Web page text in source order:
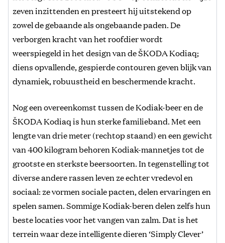
zeven inzittenden en presteert hij uitstekend op
zowel de gebaande als ongebaande paden. De
verborgen kracht van het roofdier wordt
weerspiegeld in het design van de ŠKODA Kodiaq;
diens opvallende, gespierde contouren geven blijk van
dynamiek, robuustheid en beschermende kracht.
Nog een overeenkomst tussen de Kodiak-beer en de
ŠKODA Kodiaq is hun sterke familieband. Met een
lengte van drie meter (rechtop staand) en een gewicht
van 400 kilogram behoren Kodiak-mannetjes tot de
grootste en sterkste beersoorten. In tegenstelling tot
diverse andere rassen leven ze echter vredevol en
sociaal: ze vormen sociale pacten, delen ervaringen en
spelen samen. Sommige Kodiak-beren delen zelfs hun
beste locaties voor het vangen van zalm. Dat is het
terrein waar deze intelligente dieren ‘Simply Clever’